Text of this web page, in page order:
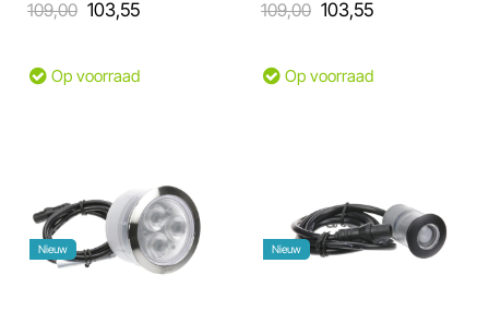
109,00 103,55
Op voorraad
109,00 103,55
Op voorraad
Nieuw Nieuw